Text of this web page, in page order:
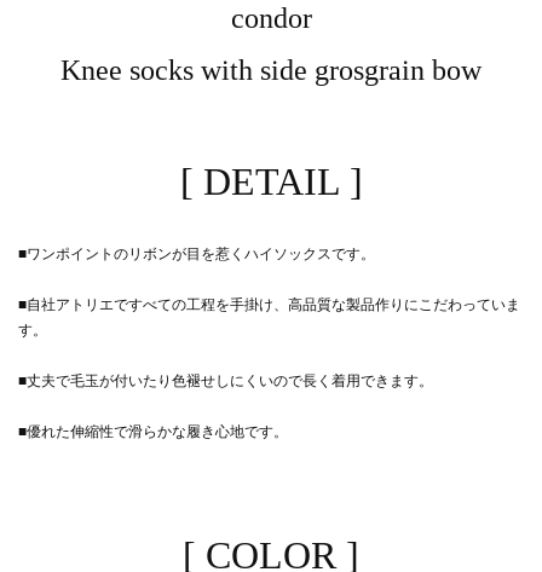
condor
Knee socks with side grosgrain bow
[ DETAIL ]
■ワンポイントのリボンが目を惹くハイソックスです。
■自社アトリエですべての工程を手掛け、高品質な製品作りにこだわっていま
す。
■丈夫で毛玉が付いたり色褪せしにくいので長く着用できます。
■優れた伸縮性で滑らかな履き心地です。
[ COLOR ]